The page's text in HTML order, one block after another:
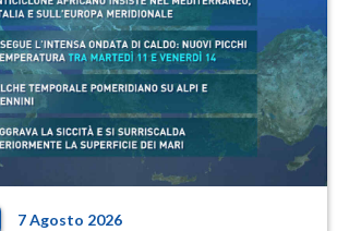
7 Agosto 2026